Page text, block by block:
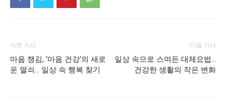
이전 기사
마음 챙김, ‘마음 건강’의 새로
운 열쇠… 일상 속 행복 찾기
다음 기사
일상 속으로 스며든 대체요법…
건강한 생활의 작은 변화